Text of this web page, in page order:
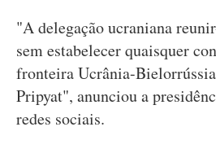
"A delegação ucraniana
sem estabelecer quaisquer
fronteira Ucrânia-
Pripyat", anunciou a
redes sociais.